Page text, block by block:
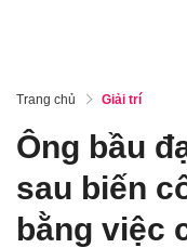
Trang chủ Giải trí
Ông bầu
sau biến
bằng việc